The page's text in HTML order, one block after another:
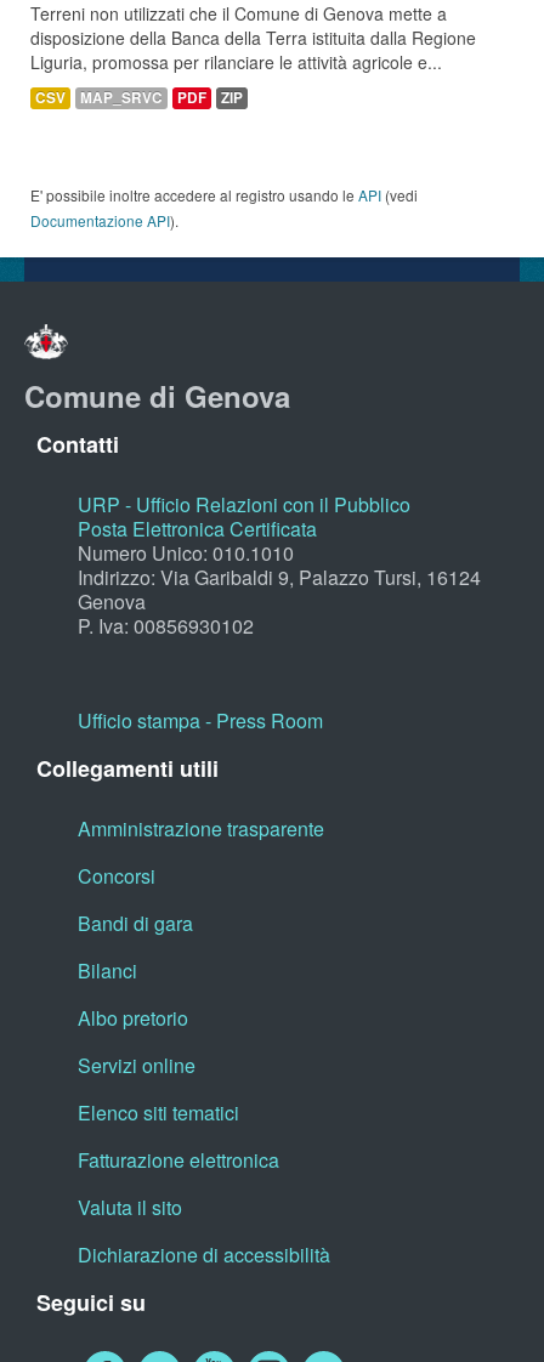
Terreni non utilizzati che il Comune di Genova mette a
disposizione della Banca della Terra istituita dalla Regione
Liguria, promossa per rilanciare le attività agricole e...
CSV MAP_SRVC PDF ZIP
E' possibile inoltre accedere al registro usando le API (vedi
Documentazione API).
Comune di Genova
Contatti
URP - Ufficio Relazioni con il Pubblico
Posta Elettronica Certificata
Numero Unico: 010.1010
Indirizzo: Via Garibaldi 9, Palazzo Tursi, 16124
Genova
P. Iva: 00856930102
Ufficio stampa - Press Room
Collegamenti utili
Amministrazione trasparente
Concorsi
Bandi di gara
Bilanci
Albo pretorio
Servizi online
Elenco siti tematici
Fatturazione elettronica
Valuta il sito
Dichiarazione di accessibilità
Seguici su